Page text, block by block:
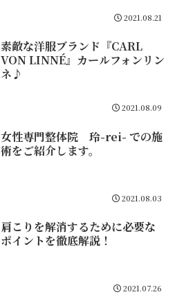
2021.08.21
素敵な洋服ブランド『CARL
VON LINNÉ』カールフォンリン
ネ♪
2021.08.09
女性専門整体院 玲-rei- での施
術をご紹介します。
2021.08.03
肩こりを解消するために必要な
ポイントを徹底解説！
2021.07.26